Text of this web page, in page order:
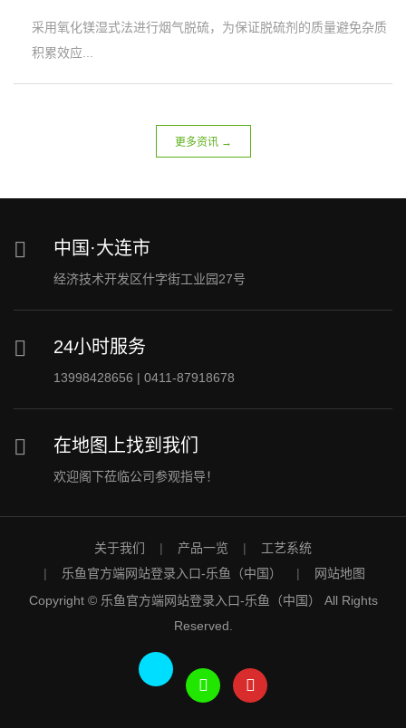
采用氧化镁湿式法进行烟气脱硫，为保证脱硫剂的质量避免杂质
积累效应...
更多资讯 →
中国·大连市
经济技术开发区什字街工业园27号
24小时服务
13998428656 | 0411-87918678
在地图上找到我们
欢迎阁下莅临公司参观指导！
关于我们 产品一览
工艺系统
乐鱼官方端网站登录入口-乐鱼（中国）
网站地图
Copyright © 乐鱼官方端网站登录入口-乐鱼（中国） All Rights
Reserved.